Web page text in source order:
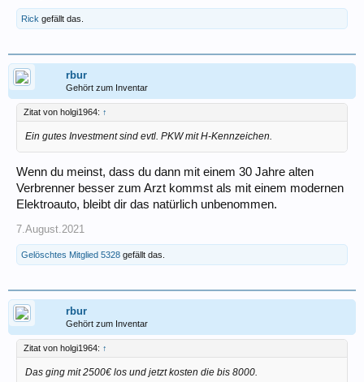
Rick gefällt das.
rbur
Gehört zum Inventar
Zitat von holgi1964: ↑
Ein gutes Investment sind evtl. PKW mit H-Kennzeichen.
Wenn du meinst, dass du dann mit einem 30 Jahre alten
Verbrenner besser zum Arzt kommst als mit einem modernen
Elektroauto, bleibt dir das natürlich unbenommen.
7.August.2021
Gelöschtes Mitglied 5328 gefällt das.
rbur
Gehört zum Inventar
Zitat von holgi1964: ↑
Das ging mit 2500€ los und jetzt kosten die bis 8000.